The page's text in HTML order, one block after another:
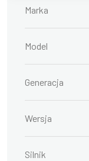
Marka
Model
Generacja
Wersja
Silnik